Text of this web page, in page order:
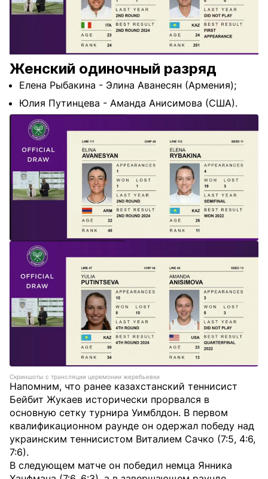
Женский одиночный разряд
Елена Рыбакина - Элина Аванесян (Армения);
Юлия Путинцева - Аманда Анисимова (США).
Cкриншоты с трансляции церемонии жеребьевки
Напомним, что ранее казахстанский теннисист
Бейбит Жукаев исторически прорвался в
основную сетку турнира Уимблдон. В первом
квалификационном раунде он одержал победу над
украинским теннисистом Виталием Сачко (7:5, 4:6,
7:6).
В следующем матче он победил немца Янника